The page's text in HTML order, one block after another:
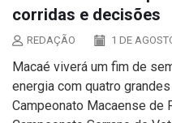
corridas e decisões
REDAÇÃO 1 DE
Macaé viverá um fim de
energia com quatro
Campeonato Macaense de